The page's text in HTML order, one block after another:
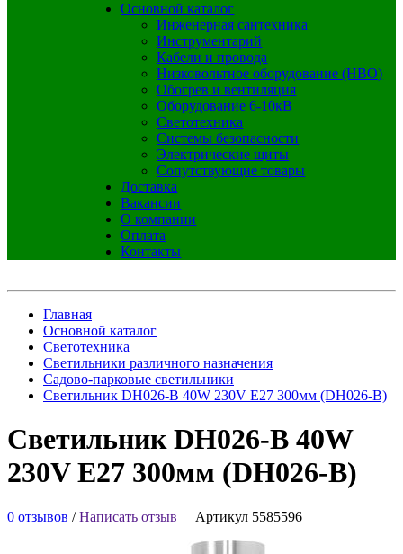
Основной каталог
Инженерная сантехника
Инструментарий
Кабели и провода
Низковольтное оборудование (НВО)
Обогрев и вентиляция
Оборудование 6-10кВ
Светотехника
Системы безопасности
Электрические щиты
Сопутствующие товары
Доставка
Вакансии
О компании
Оплата
Контакты
Главная
Основной каталог
Светотехника
Светильники различного назначения
Садово-парковые светильники
Светильник DH026-B 40W 230V E27 300мм (DH026-B)
Светильник DH026-B 40W
230V E27 300мм (DH026-B)
0 отзывов /Написать отзыв Артикул 5585596